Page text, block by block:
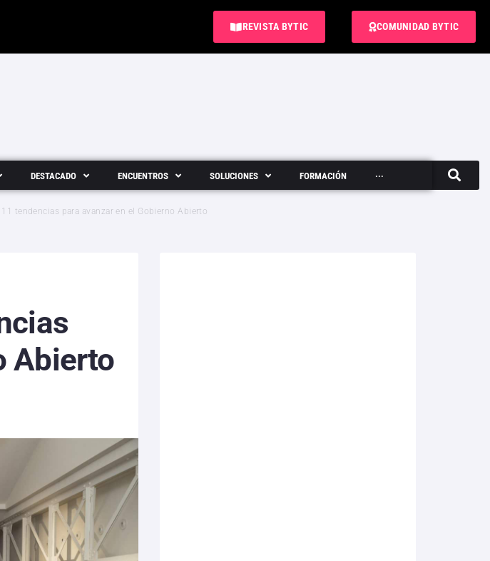
REVISTA BYTIC COMUNIDAD BYTIC
DESTACADO ENCUENTROS SOLUCIONES FORMACIÓN ···
tendencias para avanzar en el Gobierno Abierto
Abierto